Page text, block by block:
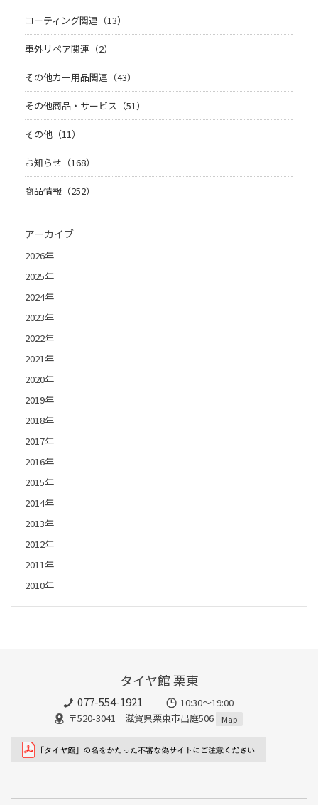
コーティング関連（13）
車外リペア関連（2）
その他カー用品関連（43）
その他商品・サービス（51）
その他（11）
お知らせ（168）
商品情報（252）
アーカイブ
2026年
2025年
2024年
2023年
2022年
2021年
2020年
2019年
2018年
2017年
2016年
2015年
2014年
2013年
2012年
2011年
2010年
タイヤ館 栗東
077-554-1921
10:30～19:00
〒520-3041 滋賀県栗東市出庭506
Map